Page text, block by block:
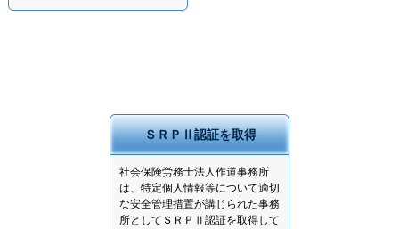
ＳＲＰⅡ認証を取得
社会保険労務士法人作道事務所
は、特定個人情報等について適切
な安全管理措置が講じられた事務
所としてＳＲＰⅡ認証を取得して